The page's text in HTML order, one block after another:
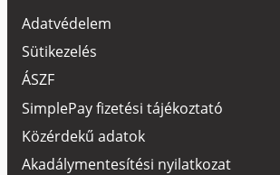
Adatvédelem
Sütikezelés
ÁSZF
SimplePay fizetési tájékoztató
Közérdekű adatok
Akadálymentesítési nyilatkozat